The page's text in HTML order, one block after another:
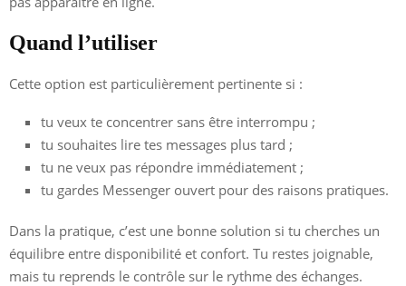
Quand l’utiliser
Cette option est particulièrement pertinente si :
tu veux te concentrer sans être interrompu ;
tu souhaites lire tes messages plus tard ;
tu ne veux pas répondre immédiatement ;
tu gardes Messenger ouvert pour des raisons pratiques.
Dans la pratique, c’est une bonne solution si tu cherches un
équilibre entre disponibilité et confort. Tu restes joignable,
mais tu reprends le contrôle sur le rythme des échanges.